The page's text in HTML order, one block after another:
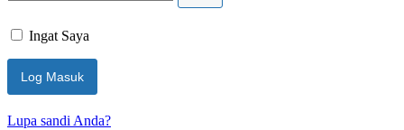
Ingat Saya
Lupa sandi Anda?